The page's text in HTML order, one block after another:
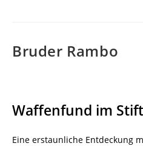
Bruder Rambo
Waffenfund im Stift
Eine erstaunliche Entdeckung